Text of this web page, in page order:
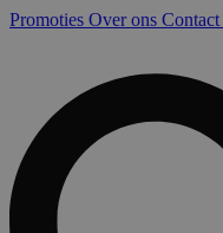
Promoties Over ons Contact